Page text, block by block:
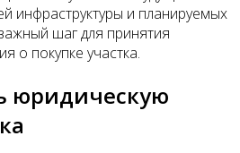
инфраструктуры и планируемых
шаг для принятия
о покупке участка.
юридическую